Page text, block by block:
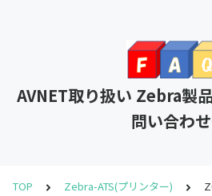
AVNET取り扱い Zebra製
問い合わ
TOP Zebra-ATS(プリンター)